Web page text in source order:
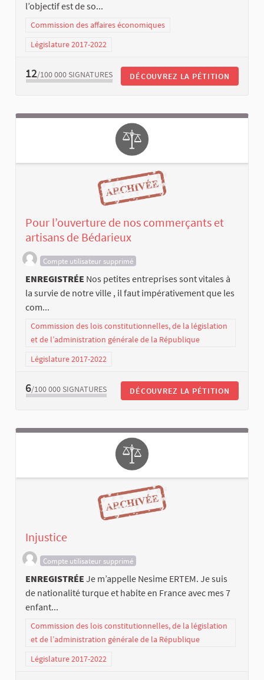
l’objectif est de so...
Commission des affaires économiques
Législature 2017-2022
12/100 000 SIGNATURES DÉCOUVREZ LA PÉTITION
Pour l’ouverture de nos commerçants et
artisans de Bédarieux
Compte utilisateur supprimé
ENREGISTRÉE Nos petites entreprises sont vitales à
la survie de notre ville , il faut impérativement que les
com...
Commission des lois constitutionnelles, de la législation
et de l’administration générale de la République
Législature 2017-2022
6/100 000 SIGNATURES DÉCOUVREZ LA PÉTITION
Injustice
Compte utilisateur supprimé
ENREGISTRÉE Je m’appelle Nesime ERTEM. Je suis
de nationalité turque et habite en France avec mes 7
enfant...
Commission des lois constitutionnelles, de la législation
et de l’administration générale de la République
Législature 2017-2022